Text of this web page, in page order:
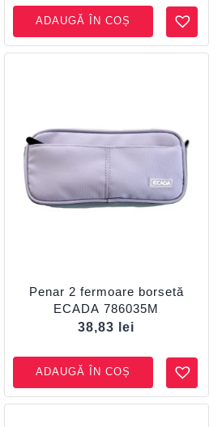
ADAUGĂ ÎN COȘ
Penar 2 fermoare borsetă
ECADA 786035M
38,83
lei
ADAUGĂ ÎN COȘ